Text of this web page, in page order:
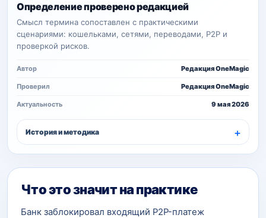
Определение проверено редакцией
Смысл термина сопоставлен с практическими
сценариями: кошельками, сетями, переводами, P2P и
проверкой рисков.
Автор Редакция OneMagic
Проверил Редакция OneMagic
Актуальность 9 мая 2026
История и методика
Что это значит на практике
Банк заблокировал входящий P2P-платеж